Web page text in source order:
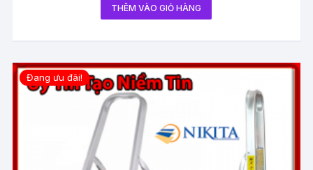
THÊM VÀO GIỎ HÀNG
Đang ưu đãi!